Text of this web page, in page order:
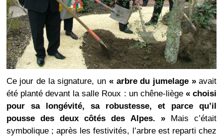
Ce jour de la signature, un « arbre du jumelage »avait
été planté devant la salle Roux : un chêne-liège« choisi
pour sa longévité, sa robustesse, et parce qu’il
pousse des deux côtés des Alpes. »Mais c’était
symbolique ; après les festivités, l’arbre est reparti chez